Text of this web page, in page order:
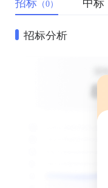
招标 （0） 中标
招标分析